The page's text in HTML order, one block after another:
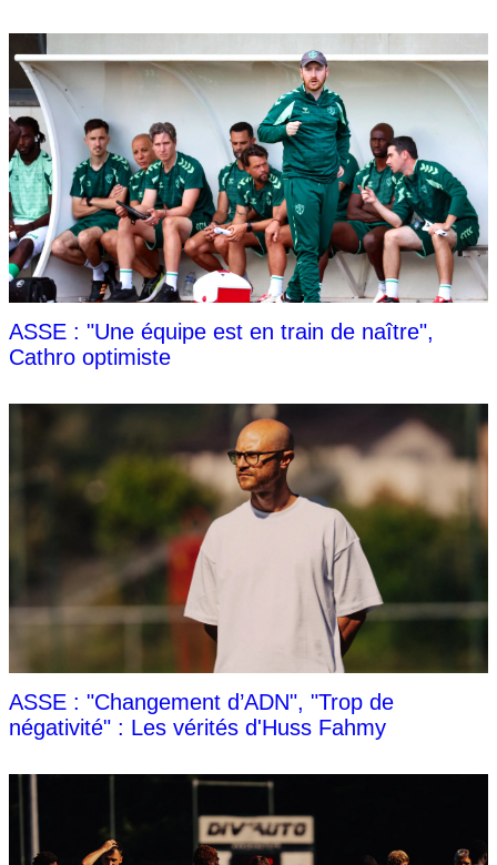
ASSE : "Une équipe est en train de naître",
Cathro optimiste
ASSE : "Changement d’ADN", "Trop de
négativité" : Les vérités d'Huss Fahmy